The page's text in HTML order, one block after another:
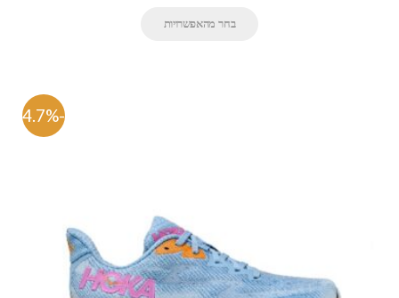
בחר מהאפשרויות
-54.7%